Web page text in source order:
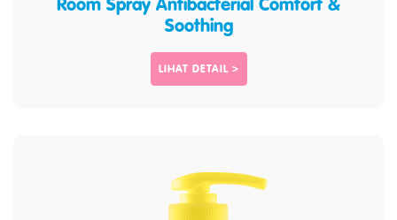
Room Spray Antibacterial Comfort &
Soothing
LIHAT DETAIL >